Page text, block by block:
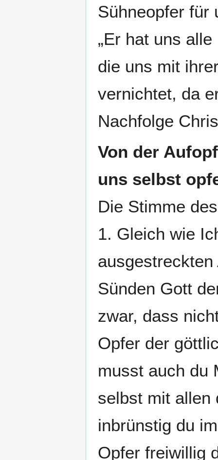
Sühneopfer für
„Er hat uns
die uns mit
vernichtet, da
Nachfolge
Von der
uns selbst
Die Stimme
1. Gleich wie
Sünden Gott
zwar, dass
Opfer der
musst auch du
selbst mit allen
inbrünstig du
Opfer freiwillig